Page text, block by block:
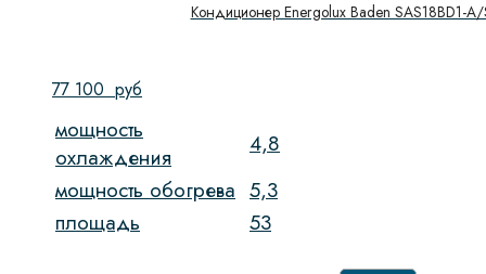
Кондиционер Energolux Baden SAS18BD1-A/
77 100 руб
мощность
охлаждения
4,8
мощность обогрева 5,3
площадь
53